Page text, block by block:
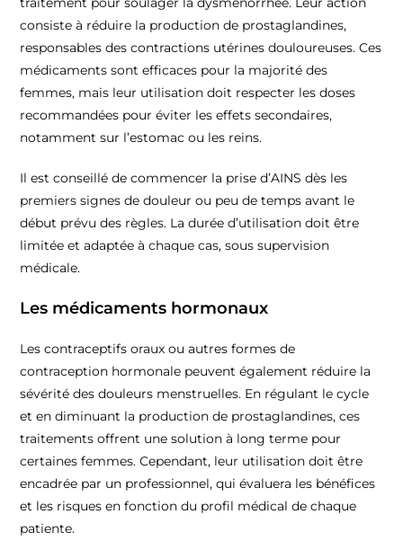
consiste à réduire la production de prostaglandines,
responsables des contractions utérines douloureuses. Ces
médicaments sont efficaces pour la majorité des
femmes, mais leur utilisation doit respecter les doses
recommandées pour éviter les effets secondaires,
notamment sur l’estomac ou les reins.
Il est conseillé de commencer la prise d’AINS dès les
premiers signes de douleur ou peu de temps avant le
début prévu des règles. La durée d’utilisation doit être
limitée et adaptée à chaque cas, sous supervision
médicale.
Les médicaments hormonaux
Les contraceptifs oraux ou autres formes de
contraception hormonale peuvent également réduire la
sévérité des douleurs menstruelles. En régulant le cycle
et en diminuant la production de prostaglandines, ces
traitements offrent une solution à long terme pour
certaines femmes. Cependant, leur utilisation doit être
encadrée par un professionnel, qui évaluera les bénéfices
et les risques en fonction du profil médical de chaque
patiente.